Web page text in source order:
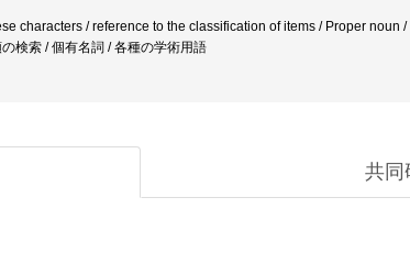
characters / reference to the classification of items / Proper noun
検索 / 個有名詞 / 各種の学術用語
共同